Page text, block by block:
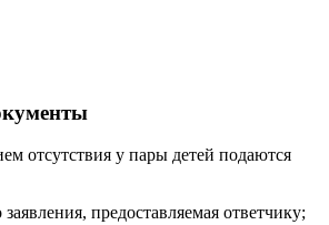
отсутствия у пары детей подаются
предоставляемая ответчику;